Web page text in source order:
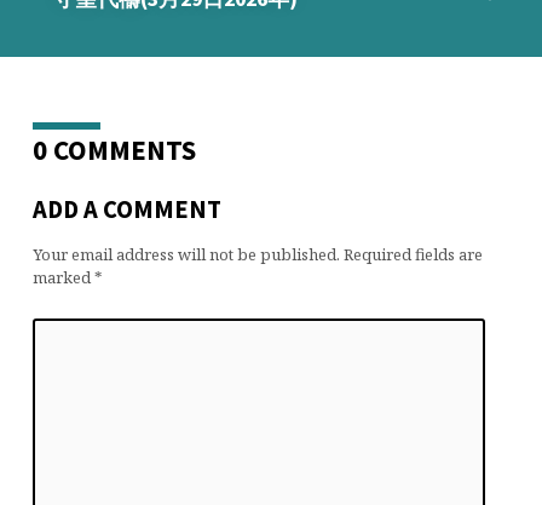
0 COMMENTS
ADD A COMMENT
Your email address will not be published. Required fields are
marked*